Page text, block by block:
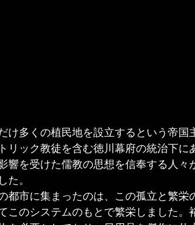
け多くの植民地を設立するという帝国
リック教徒を含む徳川幕府の統治下に
響を受けた儒教の思想を信奉する人々
た。
都市に集まったのは、この孤立と繁栄
このシステムのもとで繁栄しました。